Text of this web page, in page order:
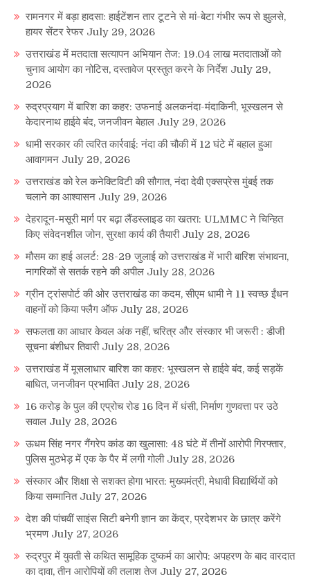
रामनगर में बड़ा हादसा: हाईटेंशन तार टूटने से मां-बेटा गंभीर रूप से झुलसे,
हायर सेंटर रेफर July 29, 2026
उत्तराखंड में मतदाता सत्यापन अभियान तेज: 19.04 लाख मतदाताओं को
चुनाव आयोग का नोटिस, दस्तावेज प्रस्तुत करने के निर्देश July 29,
2026
रुद्रप्रयाग में बारिश का कहर: उफनाई अलकनंदा-मंदाकिनी, भूस्खलन से
केदारनाथ हाईवे बंद, जनजीवन बेहाल July 29, 2026
धामी सरकार की त्वरित कार्रवाई: नंदा की चौकी में 12 घंटे में बहाल हुआ
आवागमन July 29, 2026
उत्तराखंड को रेल कनेक्टिविटी की सौगात, नंदा देवी एक्सप्रेस मुंबई तक
चलाने का आश्वासन July 29, 2026
देहरादून-मसूरी मार्ग पर बढ़ा लैंडस्लाइड का खतरा: ULMMC ने चिन्हित
किए संवेदनशील जोन, सुरक्षा कार्य की तैयारी July 28, 2026
मौसम का हाई अलर्ट: 28-29 जुलाई को उत्तराखंड में भारी बारिश संभावना,
नागरिकों से सतर्क रहने की अपील July 28, 2026
ग्रीन ट्रांसपोर्ट की ओर उत्तराखंड का कदम, सीएम धामी ने 11 स्वच्छ ईंधन
वाहनों को किया फ्लैग ऑफ July 28, 2026
सफलता का आधार केवल अंक नहीं, चरित्र और संस्कार भी जरूरी : डीजी
सूचना बंशीधर तिवारी July 28, 2026
उत्तराखंड में मूसलाधार बारिश का कहर: भूस्खलन से हाईवे बंद, कई सड़कें
बाधित, जनजीवन प्रभावित July 28, 2026
16 करोड़ के पुल की एप्रोच रोड 16 दिन में धंसी, निर्माण गुणवत्ता पर उठे
सवाल July 28, 2026
ऊधम सिंह नगर गैंगरेप कांड का खुलासा: 48 घंटे में तीनों आरोपी गिरफ्तार,
पुलिस मुठभेड़ में एक के पैर में लगी गोली July 28, 2026
संस्कार और शिक्षा से सशक्त होगा भारत: मुख्यमंत्री, मेधावी विद्यार्थियों को
किया सम्मानित July 27, 2026
देश की पांचवीं साइंस सिटी बनेगी ज्ञान का केंद्र, प्रदेशभर के छात्र करेंगे
भ्रमण July 27, 2026
रुद्रपुर में युवती से कथित सामूहिक दुष्कर्म का आरोप: अपहरण के बाद वारदात
का दावा, तीन आरोपियों की तलाश तेज July 27, 2026